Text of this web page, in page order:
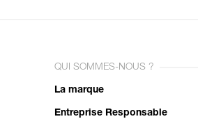
QUI SOMMES-NOUS ?
La marque
Entreprise Responsable